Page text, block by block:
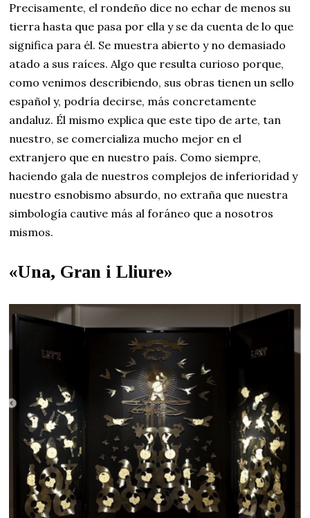
Precisamente, el rondeño dice no echar de menos su
tierra hasta que pasa por ella y se da cuenta de lo que
significa para él. Se muestra abierto y no demasiado
atado a sus raíces. Algo que resulta curioso porque,
como venimos describiendo, sus obras tienen un sello
español y, podría decirse, más concretamente
andaluz. Él mismo explica que este tipo de arte, tan
nuestro, se comercializa mucho mejor en el
extranjero que en nuestro país. Como siempre,
haciendo gala de nuestros complejos de inferioridad y
nuestro esnobismo absurdo, no extraña que nuestra
simbología cautive más al foráneo que a nosotros
mismos.
«Una, Gran i Lliure»